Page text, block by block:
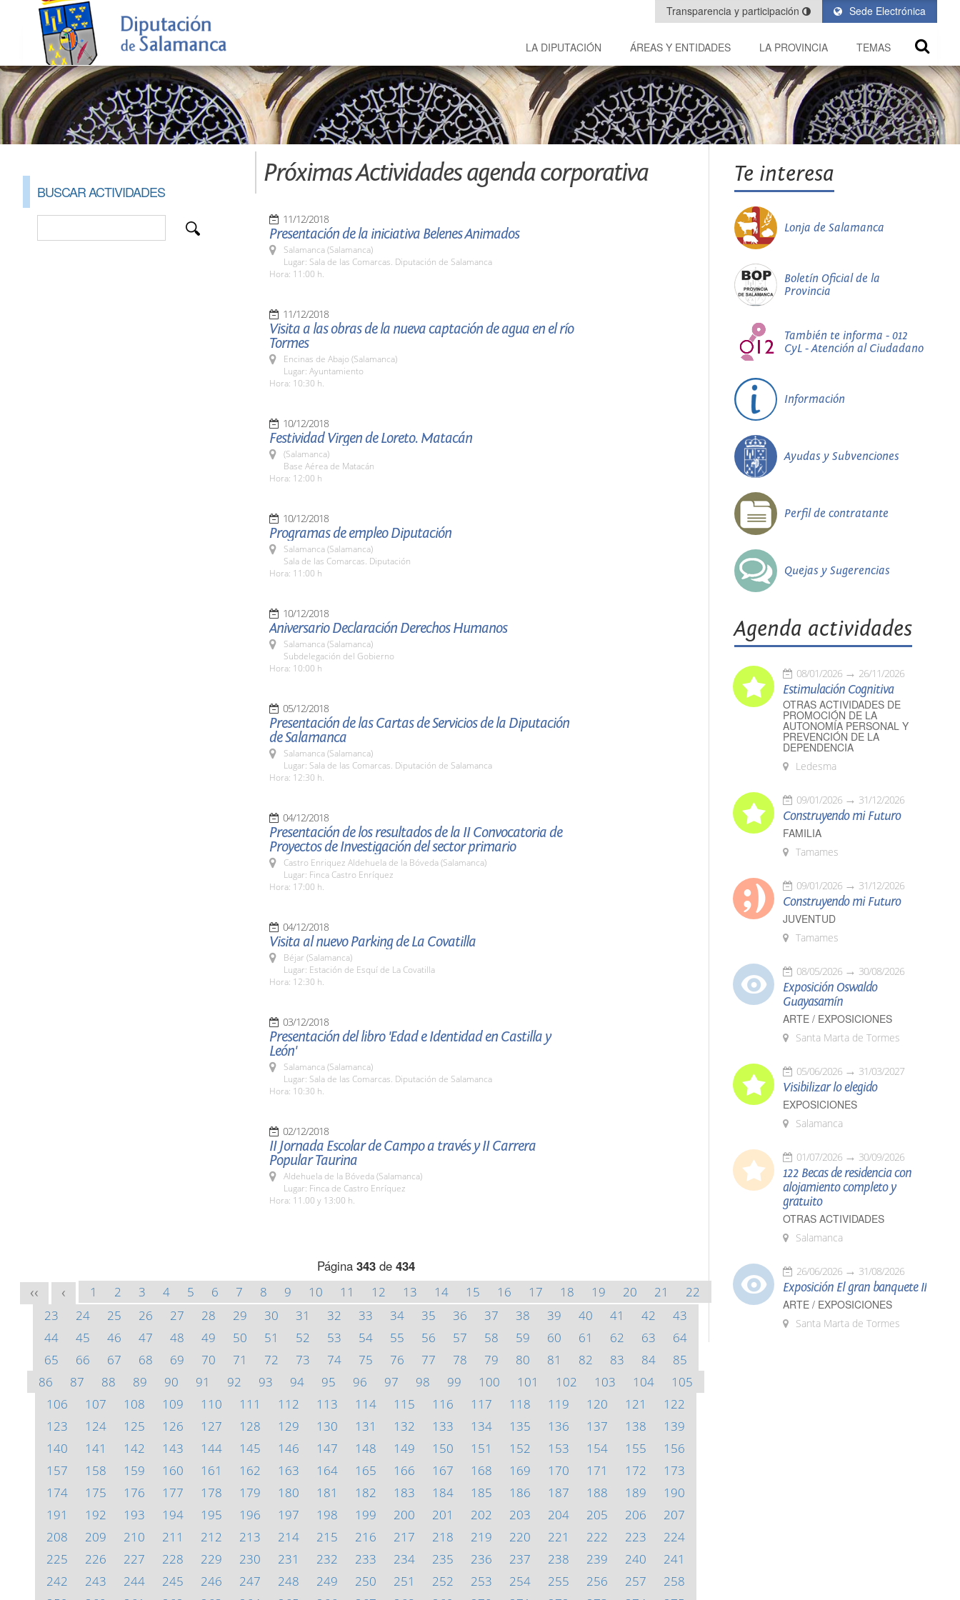
Sede Electrónica
Transparencia y participación
LA DIPUTACIÓN ÁREAS Y ENTIDADES LA PROVINCIA TEMAS
BUSCAR ACTIVIDADES
Próximas Actividades agenda corporativa
11/12/2018
Presentación de la iniciativa Belenes Animados
Salamanca (Salamanca)
Lugar: Sala de las Comarcas. Diputación de Salamanca
Hora: 11:00 h.
11/12/2018
Visita a las obras de la nueva captación de agua en el río
Tormes
Encinas de Abajo (Salamanca)
Lugar: Ayuntamiento
Hora: 10:30 h.
10/12/2018
Festividad Virgen de Loreto. Matacán
(Salamanca)
Base Aérea de Matacán
Hora: 12:00 h
10/12/2018
Programas de empleo Diputación
Salamanca (Salamanca)
Sala de las Comarcas. Diputación
Hora: 11:00 h
10/12/2018
Aniversario Declaración Derechos Humanos
Salamanca (Salamanca)
Subdelegación del Gobierno
Hora: 10:00 h
05/12/2018
Presentación de las Cartas de Servicios de la Diputación
de Salamanca
Salamanca (Salamanca)
Lugar: Sala de las Comarcas. Diputación de Salamanca
Hora: 12:30 h.
04/12/2018
Presentación de los resultados de la II Convocatoria de
Proyectos de Investigación del sector primario
Castro Enriquez Aldehuela de la Bóveda (Salamanca)
Lugar: Finca Castro Enríquez
Hora: 17:00 h.
04/12/2018
Visita al nuevo Parking de La Covatilla
Béjar (Salamanca)
Lugar: Estación de Esquí de La Covatilla
Hora: 12:30 h.
03/12/2018
Presentación del libro 'Edad e Identidad en Castilla y
León'
Salamanca (Salamanca)
Lugar: Sala de las Comarcas. Diputación de Salamanca
Hora: 10:30 h.
02/12/2018
II Jornada Escolar de Campo a través y II Carrera
Popular Taurina
Aldehuela de la Bóveda (Salamanca)
Lugar: Finca de Castro Enríquez
Hora: 11.00 y 13:00 h.
Página 343de 434
<< < 1 2 3 4 5 6 7 8 9 10 11 12 13 14 15 16 17 18 19 20 21
22
23
24 25 26 27 28 29 30 31 32 33 34 35 36 37 38 39 40 41 42
43
44
45 46 47 48 49 50 51 52 53 54 55 56 57 58 59 60 61 62 63
64
65
66 67 68 69 70 71 72 73 74 75 76 77 78 79 80 81 82 83 84
85
86
87 88 89 90 91 92 93 94 95 96 97 98 99 100 101 102 103 104
105
106
107 108 109 110 111 112 113 114 115 116 117 118 119 120 121
122
123
124 125 126 127 128 129 130 131 132 133 134 135 136 137 138
139
140
141 142 143 144 145 146 147 148 149 150 151 152 153 154 155
156
157
158 159 160 161 162 163 164 165 166 167 168 169 170 171 172
173
174
175 176 177 178 179 180 181 182 183 184 185 186 187 188 189
190
191
192 193 194 195 196 197 198 199 200 201 202 203 204 205 206
207
208
209 210 211 212 213 214 215 216 217 218 219 220 221 222 223
224
225
226 227 228 229 230 231 232 233 234 235 236 237 238 239 240
241
242
243 244 245 246 247 248 249 250 251 252 253 254 255 256 257
258
Te interesa
Lonja de Salamanca
Boletín Oficial de la
Provincia
También te informa - 012
CyL - Atención al Ciudadano
Información
Ayudas y Subvenciones
Perfil de contratante
Quejas y Sugerencias
Agenda actividades
08/01/2026 26/11/2026
Estimulación Cognitiva
OTRAS ACTIVIDADES DE
PROMOCIÓN DE LA
AUTONOMÍA PERSONAL Y
PREVENCIÓN DE LA
DEPENDENCIA
Ledesma
09/01/2026 31/12/2026
Construyendo mi Futuro
FAMILIA
Tamames
09/01/2026 31/12/2026
Construyendo mi Futuro
JUVENTUD
Tamames
08/05/2026 30/08/2026
Exposición Oswaldo
Guayasamín
ARTE / EXPOSICIONES
Santa Marta de Tormes
05/06/2026 31/03/2027
Visibilizar lo elegido
EXPOSICIONES
Salamanca
01/07/2026 30/09/2026
122 Becas de residencia con
alojamiento completo y
gratuito
OTRAS ACTIVIDADES
Salamanca
26/06/2026 31/08/2026
Exposición El gran banquete II
ARTE / EXPOSICIONES
Santa Marta de Tormes